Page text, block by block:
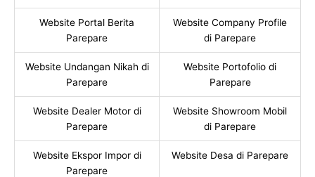
Website Portal Berita
Parepare
Website Company Profile
di Parepare
Website Undangan Nikah di
Parepare
Website Portofolio di
Parepare
Website Dealer Motor di
Parepare
Website Showroom Mobil
di Parepare
Website Ekspor Impor di
Parepare
Website Desa di Parepare